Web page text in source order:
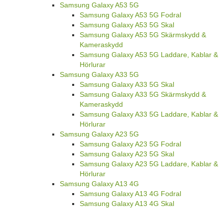
Samsung Galaxy A53 5G
Samsung Galaxy A53 5G Fodral
Samsung Galaxy A53 5G Skal
Samsung Galaxy A53 5G Skärmskydd &
Kameraskydd
Samsung Galaxy A53 5G Laddare, Kablar &
Hörlurar
Samsung Galaxy A33 5G
Samsung Galaxy A33 5G Skal
Samsung Galaxy A33 5G Skärmskydd &
Kameraskydd
Samsung Galaxy A33 5G Laddare, Kablar &
Hörlurar
Samsung Galaxy A23 5G
Samsung Galaxy A23 5G Fodral
Samsung Galaxy A23 5G Skal
Samsung Galaxy A23 5G Laddare, Kablar &
Hörlurar
Samsung Galaxy A13 4G
Samsung Galaxy A13 4G Fodral
Samsung Galaxy A13 4G Skal